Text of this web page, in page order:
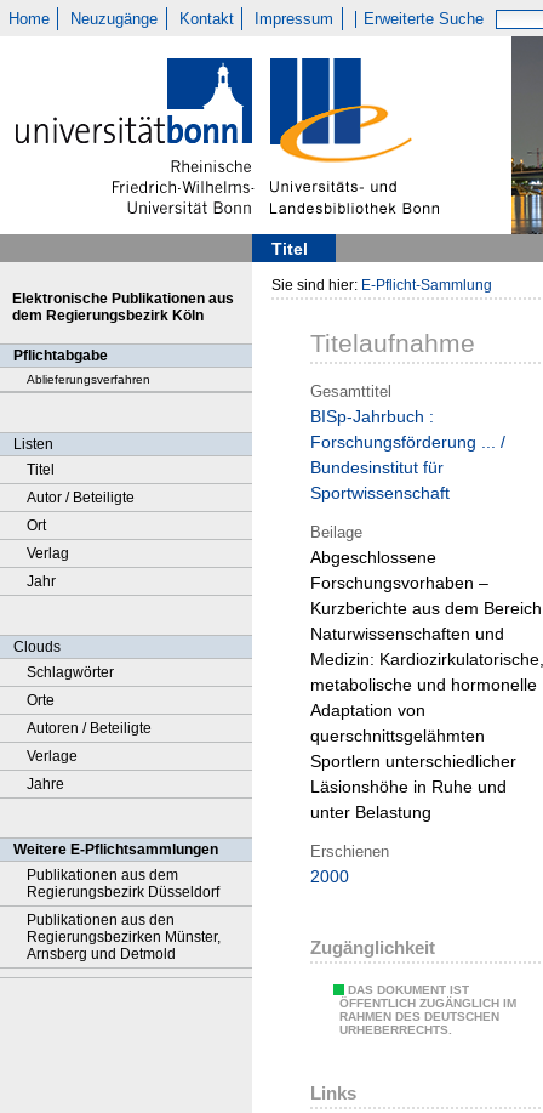
Home Neuzugänge Kontakt Impressum Erweiterte Suche
Titel
Elektronische Publikationen aus
dem Regierungsbezirk Köln
Pflichtabgabe
Ablieferungsverfahren
Listen
Titel
Autor / Beteiligte
Ort
Verlag
Jahr
Clouds
Schlagwörter
Orte
Autoren / Beteiligte
Verlage
Jahre
Weitere E-Pflichtsammlungen
Publikationen aus dem
Regierungsbezirk Düsseldorf
Publikationen aus den
Regierungsbezirken Münster,
Arnsberg und Detmold
Sie sind hier: E-Pflicht-Sammlung
Titelaufnahme
Gesamttitel
BISp-Jahrbuch :
Forschungsförderung ... /
Bundesinstitut für
Sportwissenschaft
Beilage
Abgeschlossene
Forschungsvorhaben –
Kurzberichte aus dem Bereich
Naturwissenschaften und
Medizin: Kardiozirkulatorische,
metabolische und hormonelle
Adaptation von
querschnittsgelähmten
Sportlern unterschiedlicher
Läsionshöhe in Ruhe und
unter Belastung
Erschienen
2000
Zugänglichkeit
DAS DOKUMENT IST
ÖFFENTLICH ZUGÄNGLICH IM
RAHMEN DES DEUTSCHEN
URHEBERRECHTS.
Links